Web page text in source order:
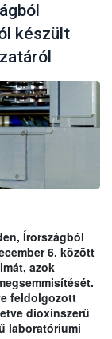
készült
Írországból
6. között
azok
feldolgozott
dioxinszerű
laboratóriumi